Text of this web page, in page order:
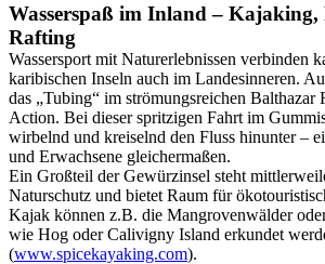
Wasserspaß im Inland –
Rafting
Wassersport mit Naturerlebnissen verbinden
karibischen Inseln auch im Landesinneren.
das „Tubing“ im strömungsreichen
Action. Bei dieser spritzigen Fahrt im
wirbelnd und kreiselnd den Fluss hinunter –
und Erwachsene gleichermaßen.
Ein Großteil der Gewürzinsel steht
Naturschutz und bietet Raum für
Kajak können z.B. die Mangrovenwälder
wie Hog oder Calivigny Island erkundet
(www.spicekayaking.com).